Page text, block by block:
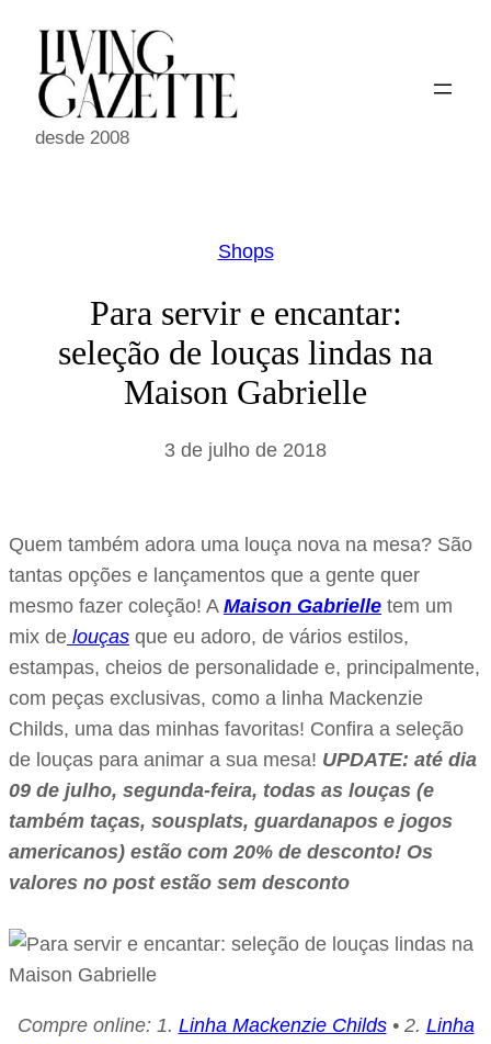
conteúdo
desde 2008
Shops
Para servir e encantar:
seleção de louças lindas na
Maison Gabrielle
3 de julho de 2018
Quem também adora uma louça nova na mesa? São
tantas opções e lançamentos que a gente quer
mesmo fazer coleção! A Maison Gabrielle tem um
mix de louças que eu adoro, de vários estilos,
estampas, cheios de personalidade e, principalmente,
com peças exclusivas, como a linha Mackenzie
Childs, uma das minhas favoritas! Confira a seleção
de louças para animar a sua mesa! UPDATE: até dia
09 de julho, segunda-feira, todas as louças (e
também taças, sousplats, guardanapos e jogos
americanos) estão com 20% de desconto! Os
valores no post estão sem desconto
Compre online: 1. Linha Mackenzie Childs• 2. Linha